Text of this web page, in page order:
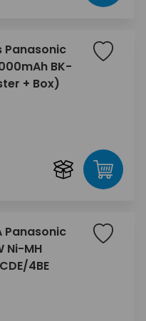
Panasonic
BK-
+ Box)
Panasonic
Ni-MH
4BE